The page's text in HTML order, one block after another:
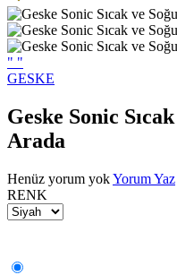
" "
GESKE
Geske Sonic
Arada
Henüz yorum yokYorum Yaz
RENK